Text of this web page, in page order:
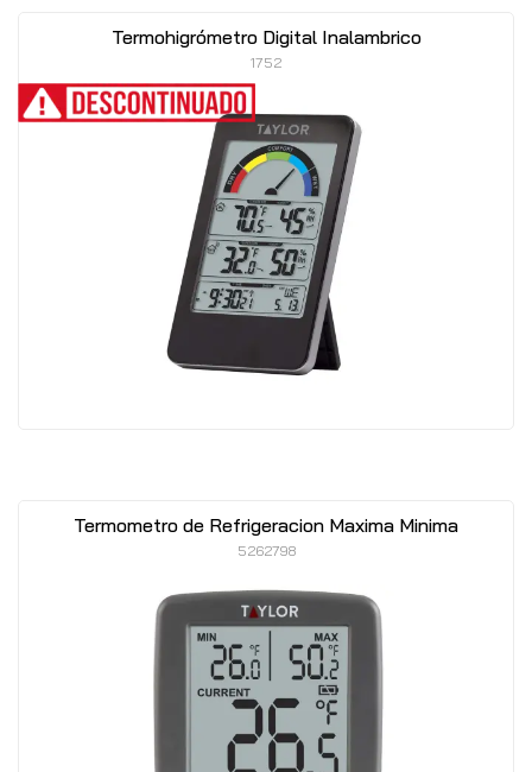
Termohigrómetro Digital Inalambrico
1752
Termometro de Refrigeracion Maxima Minima
5262798